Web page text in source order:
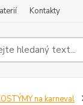
Kontakty
na karneval